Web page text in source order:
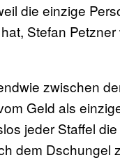
die einzige
Stefan Petzner
zwischen
Geld als
jeder Staffel
dem Dschungel